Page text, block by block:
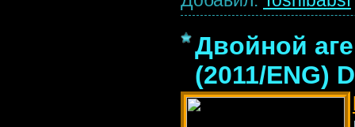
Двойной
(2011/ENG)